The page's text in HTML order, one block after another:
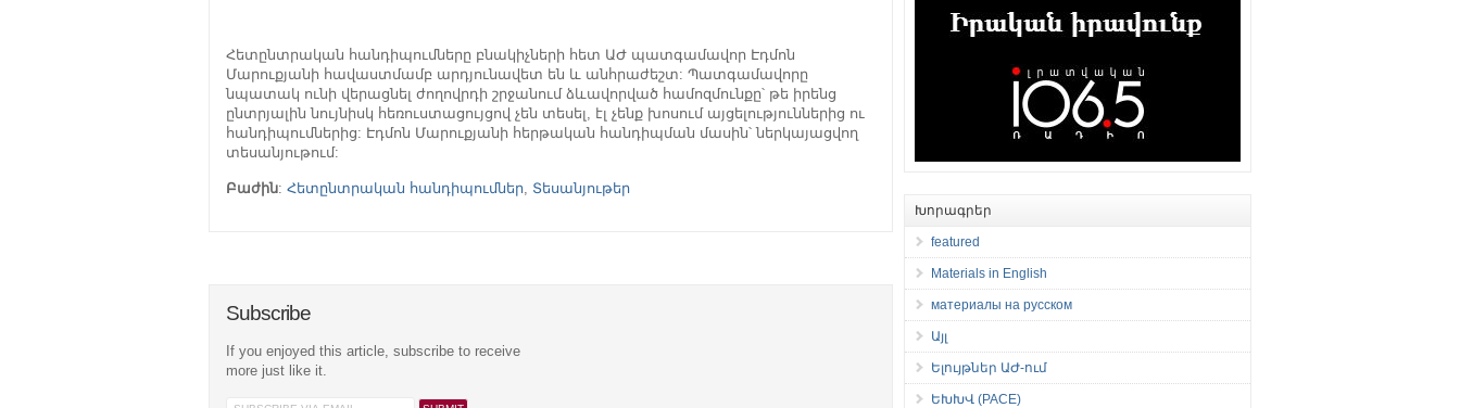
Հետընտրական հանդիպումները բնակիչների հետ ԱԺ պատգամավոր Էդմոն
Մարուքյանի հավաստմամբ արդյունավետ են և անհրաժեշտ: Պատգամավորը
նպատակ ունի վերացնել ժողովրդի շրջանում ձևավորված համոզմունքը՝ թե իրենց
ընտրյալին նույնիսկ հեռուստացույցով չեն տեսել, էլ չենք խոսում այցելություններից ու
հանդիպումներից: Էդմոն Մարուքյանի հերթական հանդիպման մասին՝ ներկայացվող
տեսանյութում:
Բաժին: Հետընտրական հանդիպումներ, Տեսանյութեր
Subscribe
If you enjoyed this article, subscribe to receive
more just like it.
Խորագրեր
featured
Materials in English
материалы на русском
Այլ
Ելույթներ ԱԺ-ում
ԵԽԽՎ (PACE)